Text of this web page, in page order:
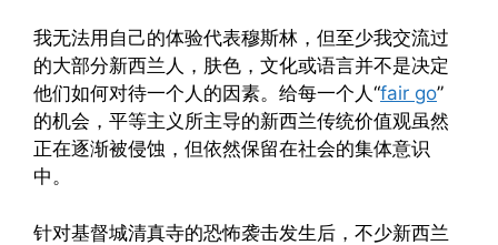
我无法用自己的体验代表穆斯林，但至少我交流过
的大部分新西兰人，肤色，文化或语言并不是决定
他们如何对待一个人的因素。给每一个人“fair go”
的机会，平等主义所主导的新西兰传统价值观虽然
正在逐渐被侵蚀，但依然保留在社会的集体意识
中。
针对基督城清真寺的恐怖袭击发生后，不少新西兰